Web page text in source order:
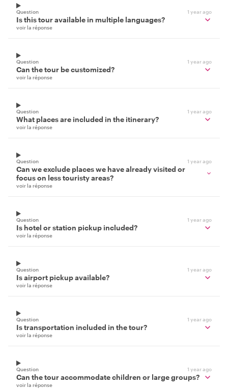
Question 1 year ago
Is this tour available in multiple languages?
voir la réponse
Question 1 year ago
Can the tour be customized?
voir la réponse
Question 1 year ago
What places are included in the itinerary?
voir la réponse
Question 1 year ago
Can we exclude places we have already visited or
focus on less touristy areas?
voir la réponse
Question 1 year ago
Is hotel or station pickup included?
voir la réponse
Question 1 year ago
Is airport pickup available?
voir la réponse
Question 1 year ago
Is transportation included in the tour?
voir la réponse
Question 1 year ago
Can the tour accommodate children or large groups?
voir la réponse